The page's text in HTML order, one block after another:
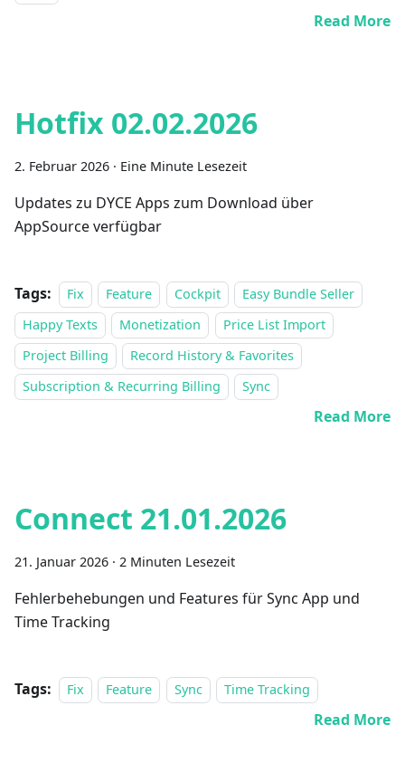
Read More
Hotfix 02.02.2026
2. Februar 2026 · Eine Minute Lesezeit
Updates zu DYCE Apps zum Download über
AppSource verfügbar
Tags: Fix Feature Cockpit
Easy Bundle Seller
Happy Texts
Monetization
Price List Import
Project Billing
Record History & Favorites
Subscription & Recurring Billing
Sync
Read More
Connect 21.01.2026
21. Januar 2026 · 2 Minuten Lesezeit
Fehlerbehebungen und Features für Sync App und
Time Tracking
Tags: Fix Feature Sync Time Tracking
Read More